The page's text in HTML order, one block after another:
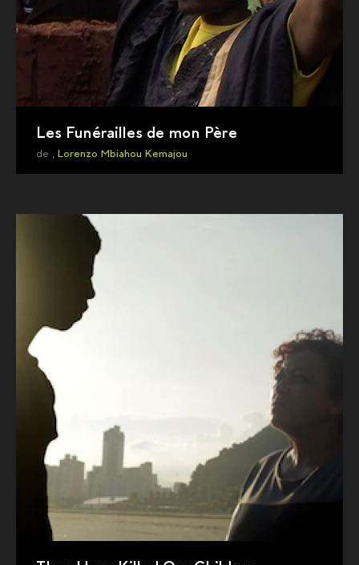
Les Funérailles de mon Père
de , Lorenzo Mbiahou Kemajou